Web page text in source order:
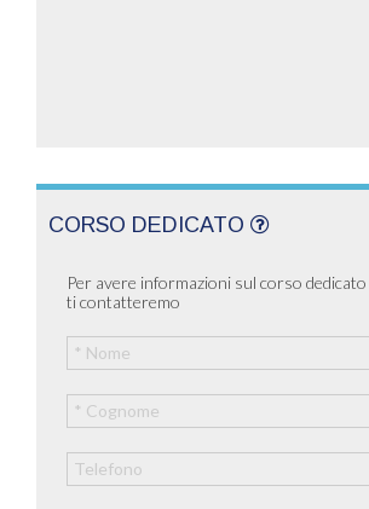
CORSO DEDICATO
Per avere informazioni sul corso
ti contatteremo